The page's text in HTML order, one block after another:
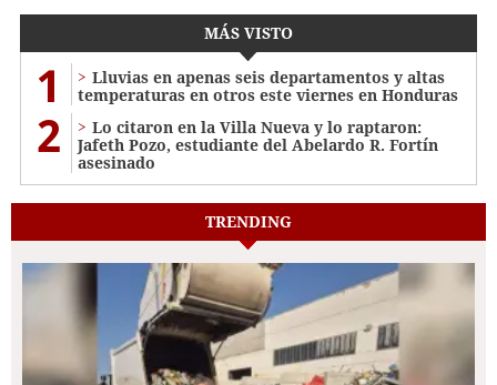
MÁS VISTO
1
Lluvias en apenas seis departamentos y altas
temperaturas en otros este viernes en Honduras
2
Lo citaron en la Villa Nueva y lo raptaron:
Jafeth Pozo, estudiante del Abelardo R. Fortín
asesinado
TRENDING